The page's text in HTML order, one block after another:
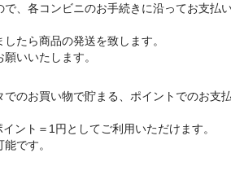
、各コンビニのお手続きに沿ってお支払
たら商品の発送を致します。
いいたします。
のお買い物で貯まる、ポイントでのお支
ント＝1円としてご利用いただけます。
です。